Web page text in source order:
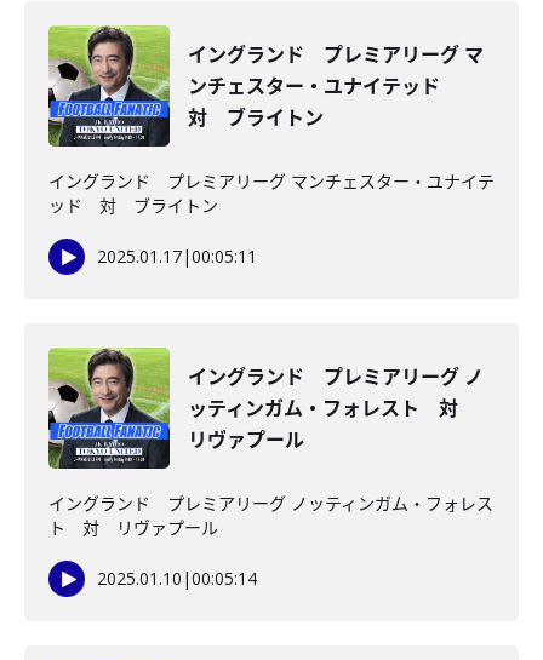
イングランド プレミアリーグ マ
ンチェスター・ユナイテッド
対 ブライトン
イングランド プレミアリーグ マンチェスター・ユナイテ
ッド 対 ブライトン
2025.01.17|00:05:11
イングランド プレミアリーグ ノ
ッティンガム・フォレスト 対
リヴァプール
イングランド プレミアリーグ ノッティンガム・フォレス
ト 対 リヴァプール
2025.01.10 |00:05:14